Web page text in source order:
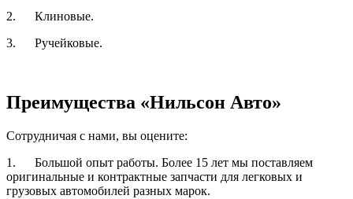
2. Клиновые.
3. Ручейковые.
Преимущества «Нильсон Авто»
Сотрудничая с нами, вы оцените:
1. Большой опыт работы. Более 15 лет мы поставляем
оригинальные и контрактные запчасти для легковых и
грузовых автомобилей разных марок.